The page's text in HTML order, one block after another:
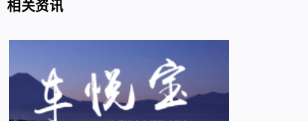
相关资讯